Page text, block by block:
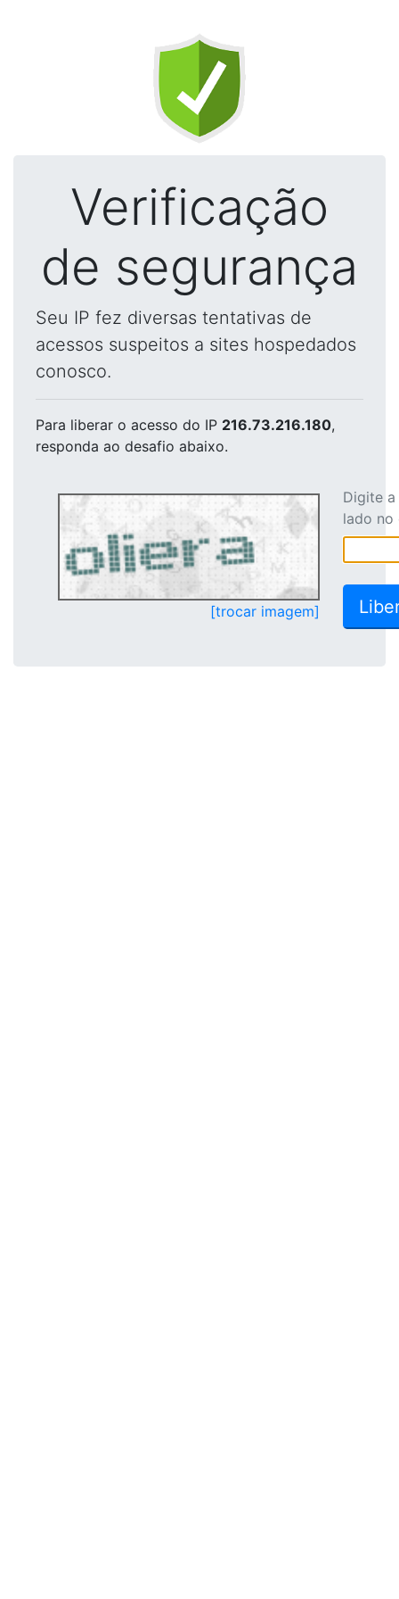
Verificação
de segurança
Seu IP fez diversas tentativas de
acessos suspeitos a sites hospedados
conosco.
Para liberar o acesso do IP 216.73.216.180,
responda ao desafio abaixo.
[trocar imagem]
Digite
lado no